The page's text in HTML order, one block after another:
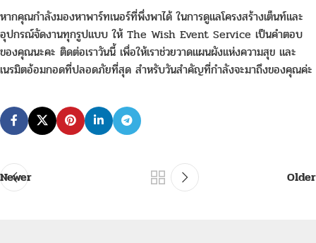
หากคุณกำลังมองหาพาร์ทเนอร์ที่พึ่งพาได้ ในการดูแลโครงสร้างเต็นท์และ
อุปกรณ์จัดงานทุกรูปแบบ ให้ The Wish Event Service เป็นคำตอบ
ของคุณนะคะ ติดต่อเราวันนี้ เพื่อให้เราช่วยวาดแผนผังแห่งความสุข และ
เนรมิตอ้อมกอดที่ปลอดภัยที่สุด สำหรับวันสำคัญที่กำลังจะมาถึงของคุณค่ะ
Newer Older